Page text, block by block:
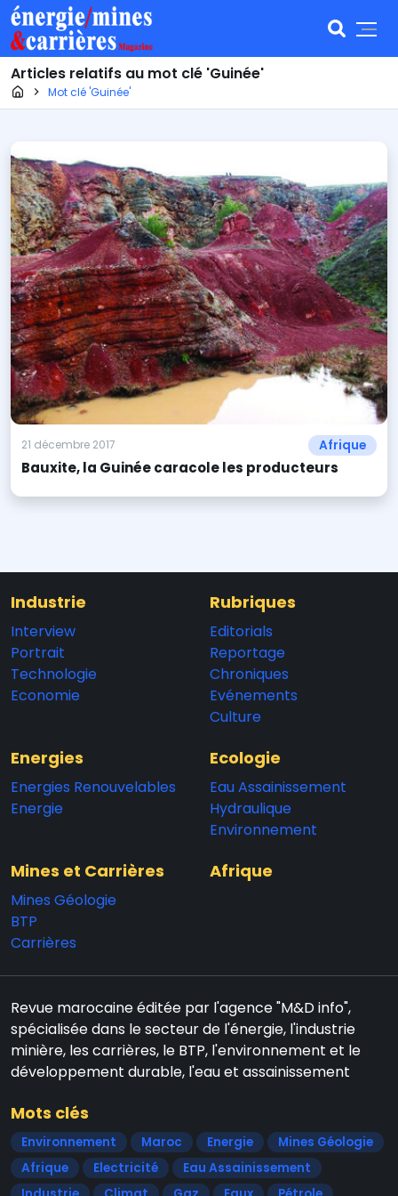
Articles relatifs au mot clé 'Guinée'
Page d'accueil
Mot clé 'Guinée'
21 décembre 2017 Afrique
Bauxite, la Guinée caracole les producteurs
Industrie
Interview
Portrait
Technologie
Economie
Rubriques
Editorials
Reportage
Chroniques
Evénements
Culture
Energies
Energies Renouvelables
Energie
Ecologie
Eau Assainissement
Hydraulique
Environnement
Mines et Carrières
Mines Géologie
BTP
Carrières
Afrique
Revue marocaine éditée par l'agence "M&D info",
spécialisée dans le secteur de l'énergie, l'industrie
minière, les carrières, le BTP, l'environnement et le
développement durable, l'eau et assainissement
Mots clés
Environnement Maroc Energie
Mines Géologie
Afrique
Electricité
Eau Assainissement